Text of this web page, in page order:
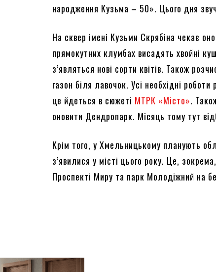
народження Кузьма – 50». Цього дня
На сквер імені Кузьми Скрябіна чекає
прямокутних клумбах висадять хвойні
з’являться нові сорти квітів. Також
газон біля лавочок. Усі необхідні
це йдеться в сюжеті МТРК «Місто».
оновити Дендропарк. Місяць тому тут
Крім того, у Хмельницькому планують
з’явилися у місті цього року. Це,
Проспекті Миру та парк Молодіжний на